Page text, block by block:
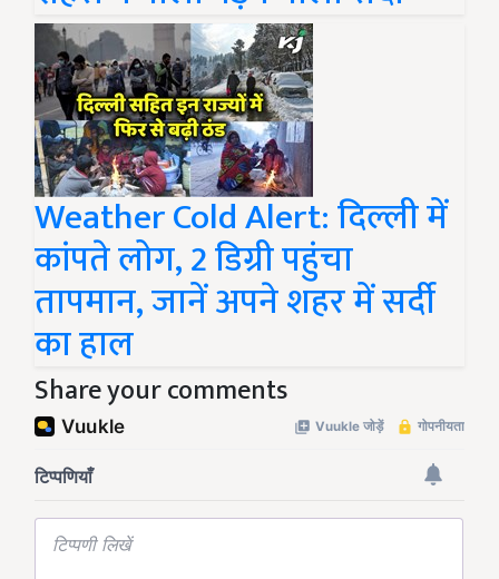
Weather Cold Alert: दिल्ली में
कांपते लोग, 2 डिग्री पहुंचा
तापमान, जानें अपने शहर में सर्दी
का हाल
Share your comments